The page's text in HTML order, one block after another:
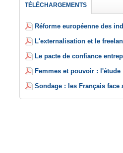
TÉLÉCHARGEMENTS
Réforme européenne des
L'externalisation et le
Le pacte de confiance
Femmes et pouvoir : l'étude
Sondage : les Français face